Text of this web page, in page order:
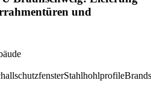
und
Stahlhohlprofile